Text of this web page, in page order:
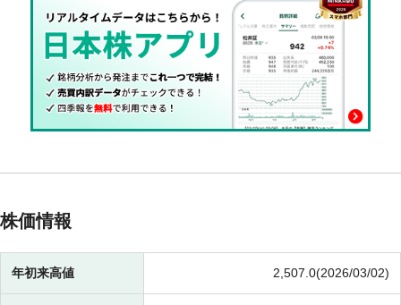
株価情報
年初来高値 2,507.0(2026/03/02)